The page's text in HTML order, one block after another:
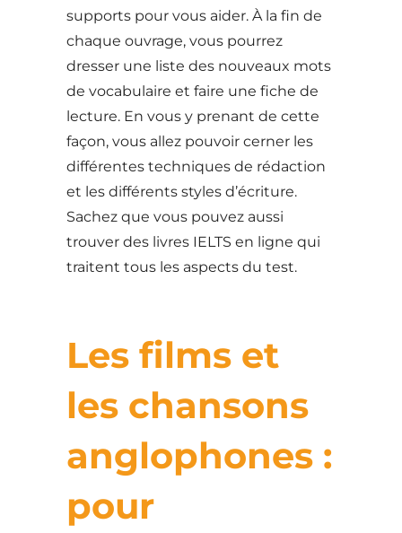
supports pour vous aider. À la fin de
chaque ouvrage, vous pourrez
dresser une liste des nouveaux mots
de vocabulaire et faire une fiche de
lecture. En vous y prenant de cette
façon, vous allez pouvoir cerner les
différentes techniques de rédaction
et les différents styles d’écriture.
Sachez que vous pouvez aussi
trouver des livres IELTS en ligne qui
traitent tous les aspects du test.
Les films et
les chansons
anglophones :
pour